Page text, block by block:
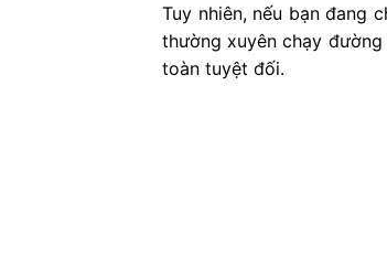
Tuy nhiên, nếu bạn đang
thường xuyên chạy
toàn tuyệt đối.